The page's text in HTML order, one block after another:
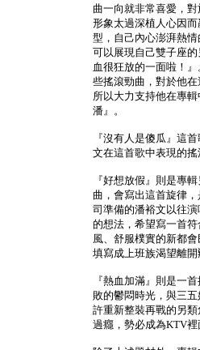
曲一向就非常喜愛，
形象太過深植人心因
型，自己內心澎湃熱
可以展現自己雙子座
血很狂放的一面啦！
些搖滾勁曲，對於他
所以大力支持他在專
潘』。
『沒有人是傻瓜』這
文在這首歌中表現的
『好想放假』則是專
曲，會寫出這首旋律
司準備的潘裕文以往
的想法，希望寫一首
風、舒服樸實的新都
填寫成上班族渴望離
『熱血加滿』則是一
敗的鬱悶時光，與三
許重新整裝再戰的另
過癮，勢必成為KTV